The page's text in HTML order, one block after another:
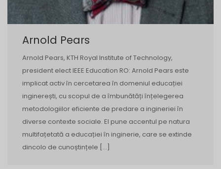
Arnold Pears
Arnold Pears, KTH Royal Institute of Technology,
president elect IEEE Education RO: Arnold Pears este
implicat activ în cercetarea în domeniul educației
inginerești, cu scopul de a îmbunătăți înțelegerea
metodologiilor eficiente de predare a ingineriei în
diverse contexte sociale. El pune accentul pe natura
multifațetată a educației în inginerie, care se extinde
dincolo de cunoștințele […]